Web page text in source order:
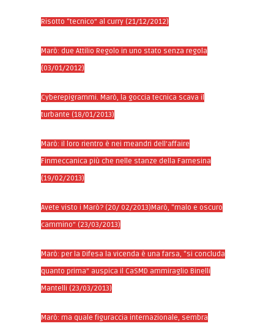
Risotto “tecnico” al curry (21/12/2012)
Marò: due Attilio Regolo in uno stato senza regola
(03/01/2012)
Cyberepigrammi. Marò, la goccia tecnica scava il
turbante (18/01/2013)
Marò: il loro rientro è nei meandri dell’affaire
Finmeccanica più che nelle stanze della Farnesina
(19/02/2013)
Avete visto i Marò? (20/ 02/2013)Marò, “malo e oscuro
cammino” (23/03/2013)
Marò: per la Difesa la vicenda è una farsa, “si concluda
quanto prima” auspica il CaSMD ammiraglio Binelli
Mantelli (23/03/2013)
Marò: ma quale figuraccia internazionale, sembra